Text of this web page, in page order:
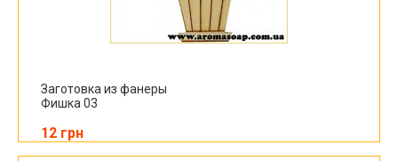
Заготовка из фанеры
Фишка 03
12 грн